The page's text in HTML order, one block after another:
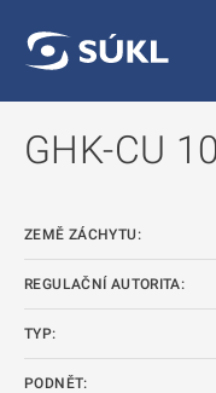
GHK-CU
ZEMĚ ZÁCHYTU:
REGULAČNÍ AUTORITA:
TYP:
PODNĚT: